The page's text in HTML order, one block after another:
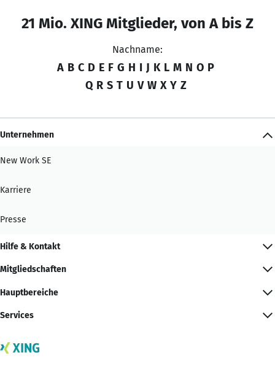
21 Mio. XING Mitglieder, von A bis Z
Nachname:
A B C D E F G H I J K L M N O P
Q R S T U V W X Y Z
Unternehmen
New Work SE
Karriere
Presse
Hilfe & Kontakt
Mitgliedschaften
Hauptbereiche
Services